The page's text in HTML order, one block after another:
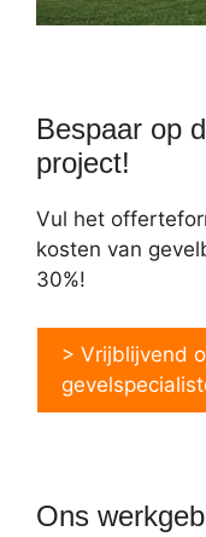
Bespaar op
project!
Vul het
kosten van
30%!
> Vrijblijvend
Ons